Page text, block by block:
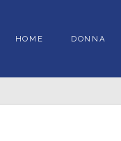
HOME DONNA